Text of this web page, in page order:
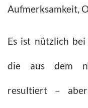
Aufmerksamkeit,
Es ist nützlich
die aus dem
resultiert – aber